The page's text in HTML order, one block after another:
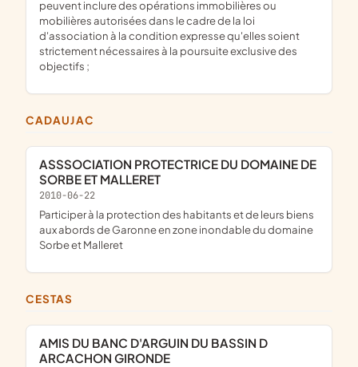
peuvent inclure des opérations immobilières ou
mobilières autorisées dans le cadre de la loi
d'association à la condition expresse qu'elles soient
strictement nécessaires à la poursuite exclusive des
objectifs ;
CADAUJAC
ASSSOCIATION PROTECTRICE DU DOMAINE DE
SORBE ET MALLERET
2010-06-22
participer à la protection des habitants et de leurs biens
aux abords de Garonne en zone inondable du domaine
Sorbe et Malleret
CESTAS
AMIS DU BANC D'ARGUIN DU BASSIN D
ARCACHON GIRONDE